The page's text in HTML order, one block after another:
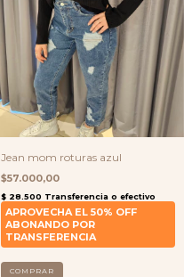
Jean mom roturas azul
$57.000,00
COMPRAR